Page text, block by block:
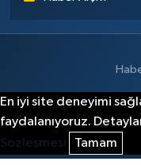
En iyi site deneyimi
faydalanıyoruz.
Sözleşmesi
Tamam